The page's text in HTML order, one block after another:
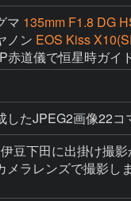
マ 135mm F1.8 DG
ノン EOS Kiss
赤道儀で恒星時ガイ
したJPEG2画像22
豆下田に出掛け撮
メラレンズで撮影し